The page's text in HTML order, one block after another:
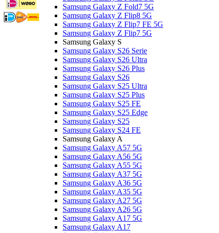
Samsung Galaxy Z Fold7 5G
Samsung Galaxy Z Flip8 5G
Samsung Galaxy Z Flip7 FE 5G
Samsung Galaxy Z Flip7 5G
Samsung Galaxy S
Samsung Galaxy S26 Serie
Samsung Galaxy S26 Ultra
Samsung Galaxy S26 Plus
Samsung Galaxy S26
Samsung Galaxy S25 Ultra
Samsung Galaxy S25 Plus
Samsung Galaxy S25 FE
Samsung Galaxy S25 Edge
Samsung Galaxy S25
Samsung Galaxy S24 FE
Samsung Galaxy A
Samsung Galaxy A57 5G
Samsung Galaxy A56 5G
Samsung Galaxy A55 5G
Samsung Galaxy A37 5G
Samsung Galaxy A36 5G
Samsung Galaxy A35 5G
Samsung Galaxy A27 5G
Samsung Galaxy A26 5G
Samsung Galaxy A17 5G
Samsung Galaxy A17